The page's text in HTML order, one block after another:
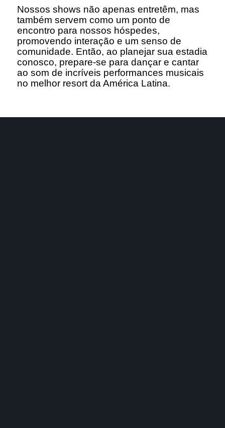
Nossos shows não apenas entretêm, mas
também servem como um ponto de
encontro para nossos hóspedes,
promovendo interação e um senso de
comunidade. Então, ao planejar sua estadia
conosco, prepare-se para dançar e cantar
ao som de incríveis performances musicais
no melhor resort da América Latina.